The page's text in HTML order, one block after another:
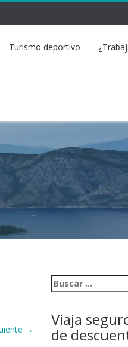
Turismo deportivo
→
Viaja
de